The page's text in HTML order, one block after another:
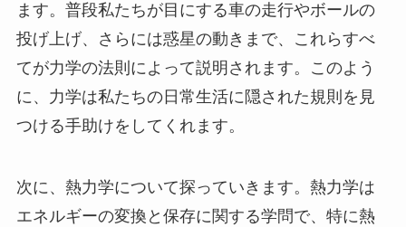
ます。普段私たちが目にする車の走行やボールの
投げ上げ、さらには惑星の動きまで、これらすべ
てが力学の法則によって説明されます。このよう
に、力学は私たちの日常生活に隠された規則を見
つける手助けをしてくれます。
次に、熱力学について探っていきます。熱力学は
エネルギーの変換と保存に関する学問で、特に熱